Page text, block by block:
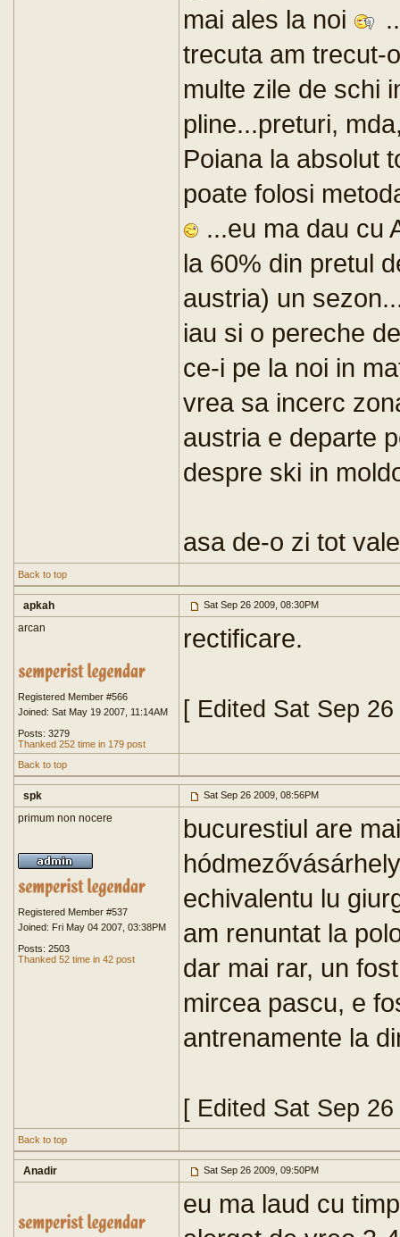
mai ales la noi
trecuta am trecut-
multe zile de schi
pline...preturi,
Poiana la absolut
poate folosi
...eu ma dau cu
la 60% din pretul
austria) un
iau si o pereche
ce-i pe la noi in
vrea sa incerc
austria e departe
despre ski in
asa de-o zi tot
Back to top
apkah Sat Sep 26 2009, 08:30PM
arcan
Registered Member #566
Joined: Sat May 19 2007, 11:14AM
Posts: 3279
Thanked 252 time in 179 post
rectificare.
[ Edited Sat Sep
Back to top
spk Sat Sep 26 2009, 08:56PM
primum non nocere
Registered Member #537
Joined: Fri May 04 2007, 03:38PM
Posts: 2503
Thanked 52 time in 42 post
bucurestiul are
echivalentu lu
am renuntat la
dar mai rar, un
mircea pascu, e
antrenamente la
[ Edited Sat Sep
Back to top
Anadir Sat Sep 26 2009, 09:50PM
eu ma laud cu